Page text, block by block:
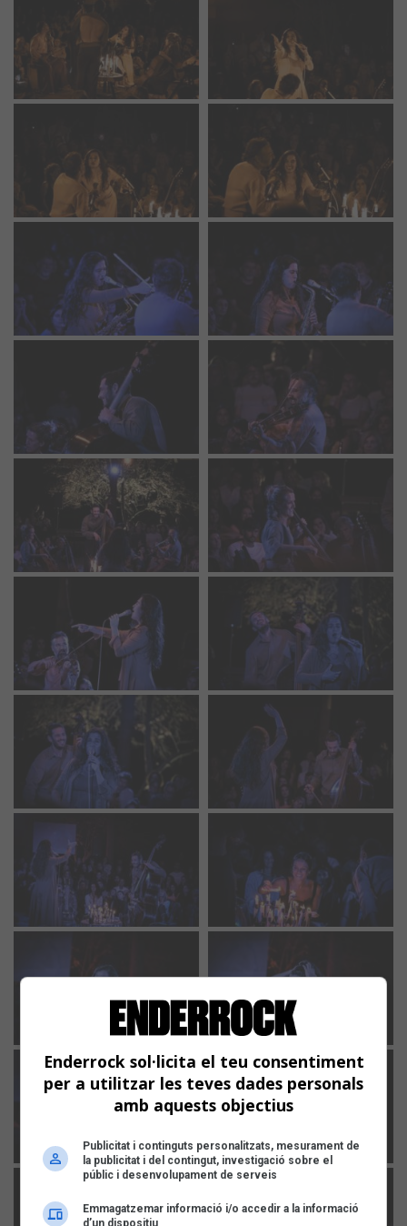
Enderrock sol·licita el teu consentiment
per a utilitzar les teves dades personals
amb aquests objectius
Publicitat i continguts personalitzats, mesurament de
la publicitat i del contingut, investigació sobre el
públic i desenvolupament de serveis
Emmagatzemar informació i/o accedir a la informació
d’un dispositiu